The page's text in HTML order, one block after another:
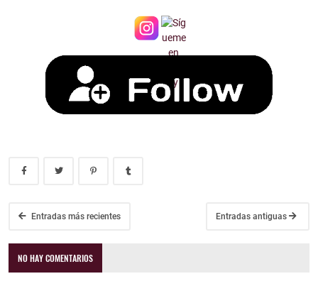
Entradas más recientes Entradas antiguas
NO HAY COMENTARIOS